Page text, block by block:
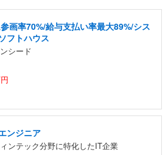
画率70%/給与支払い率最大89%/シス
フトハウス
シード
ンジニア
ンテック分野に特化したIT企業